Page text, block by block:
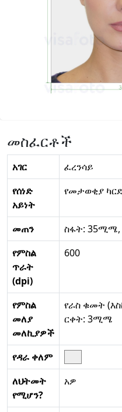
መስፈርቶች
አገር
ፈረንሳይ
የሰነድ
አይነት
የመታወቂያ
መጠን
ስፋት:
የምስል
ጥራት
(dpi)
600
የምስል
መለያ
መለኪያዎች
የራስ ቁመት
ርቀት: 3ሚሜ
የዳራ ቀለም
ለህትመት
የሚሆን?
አዎ